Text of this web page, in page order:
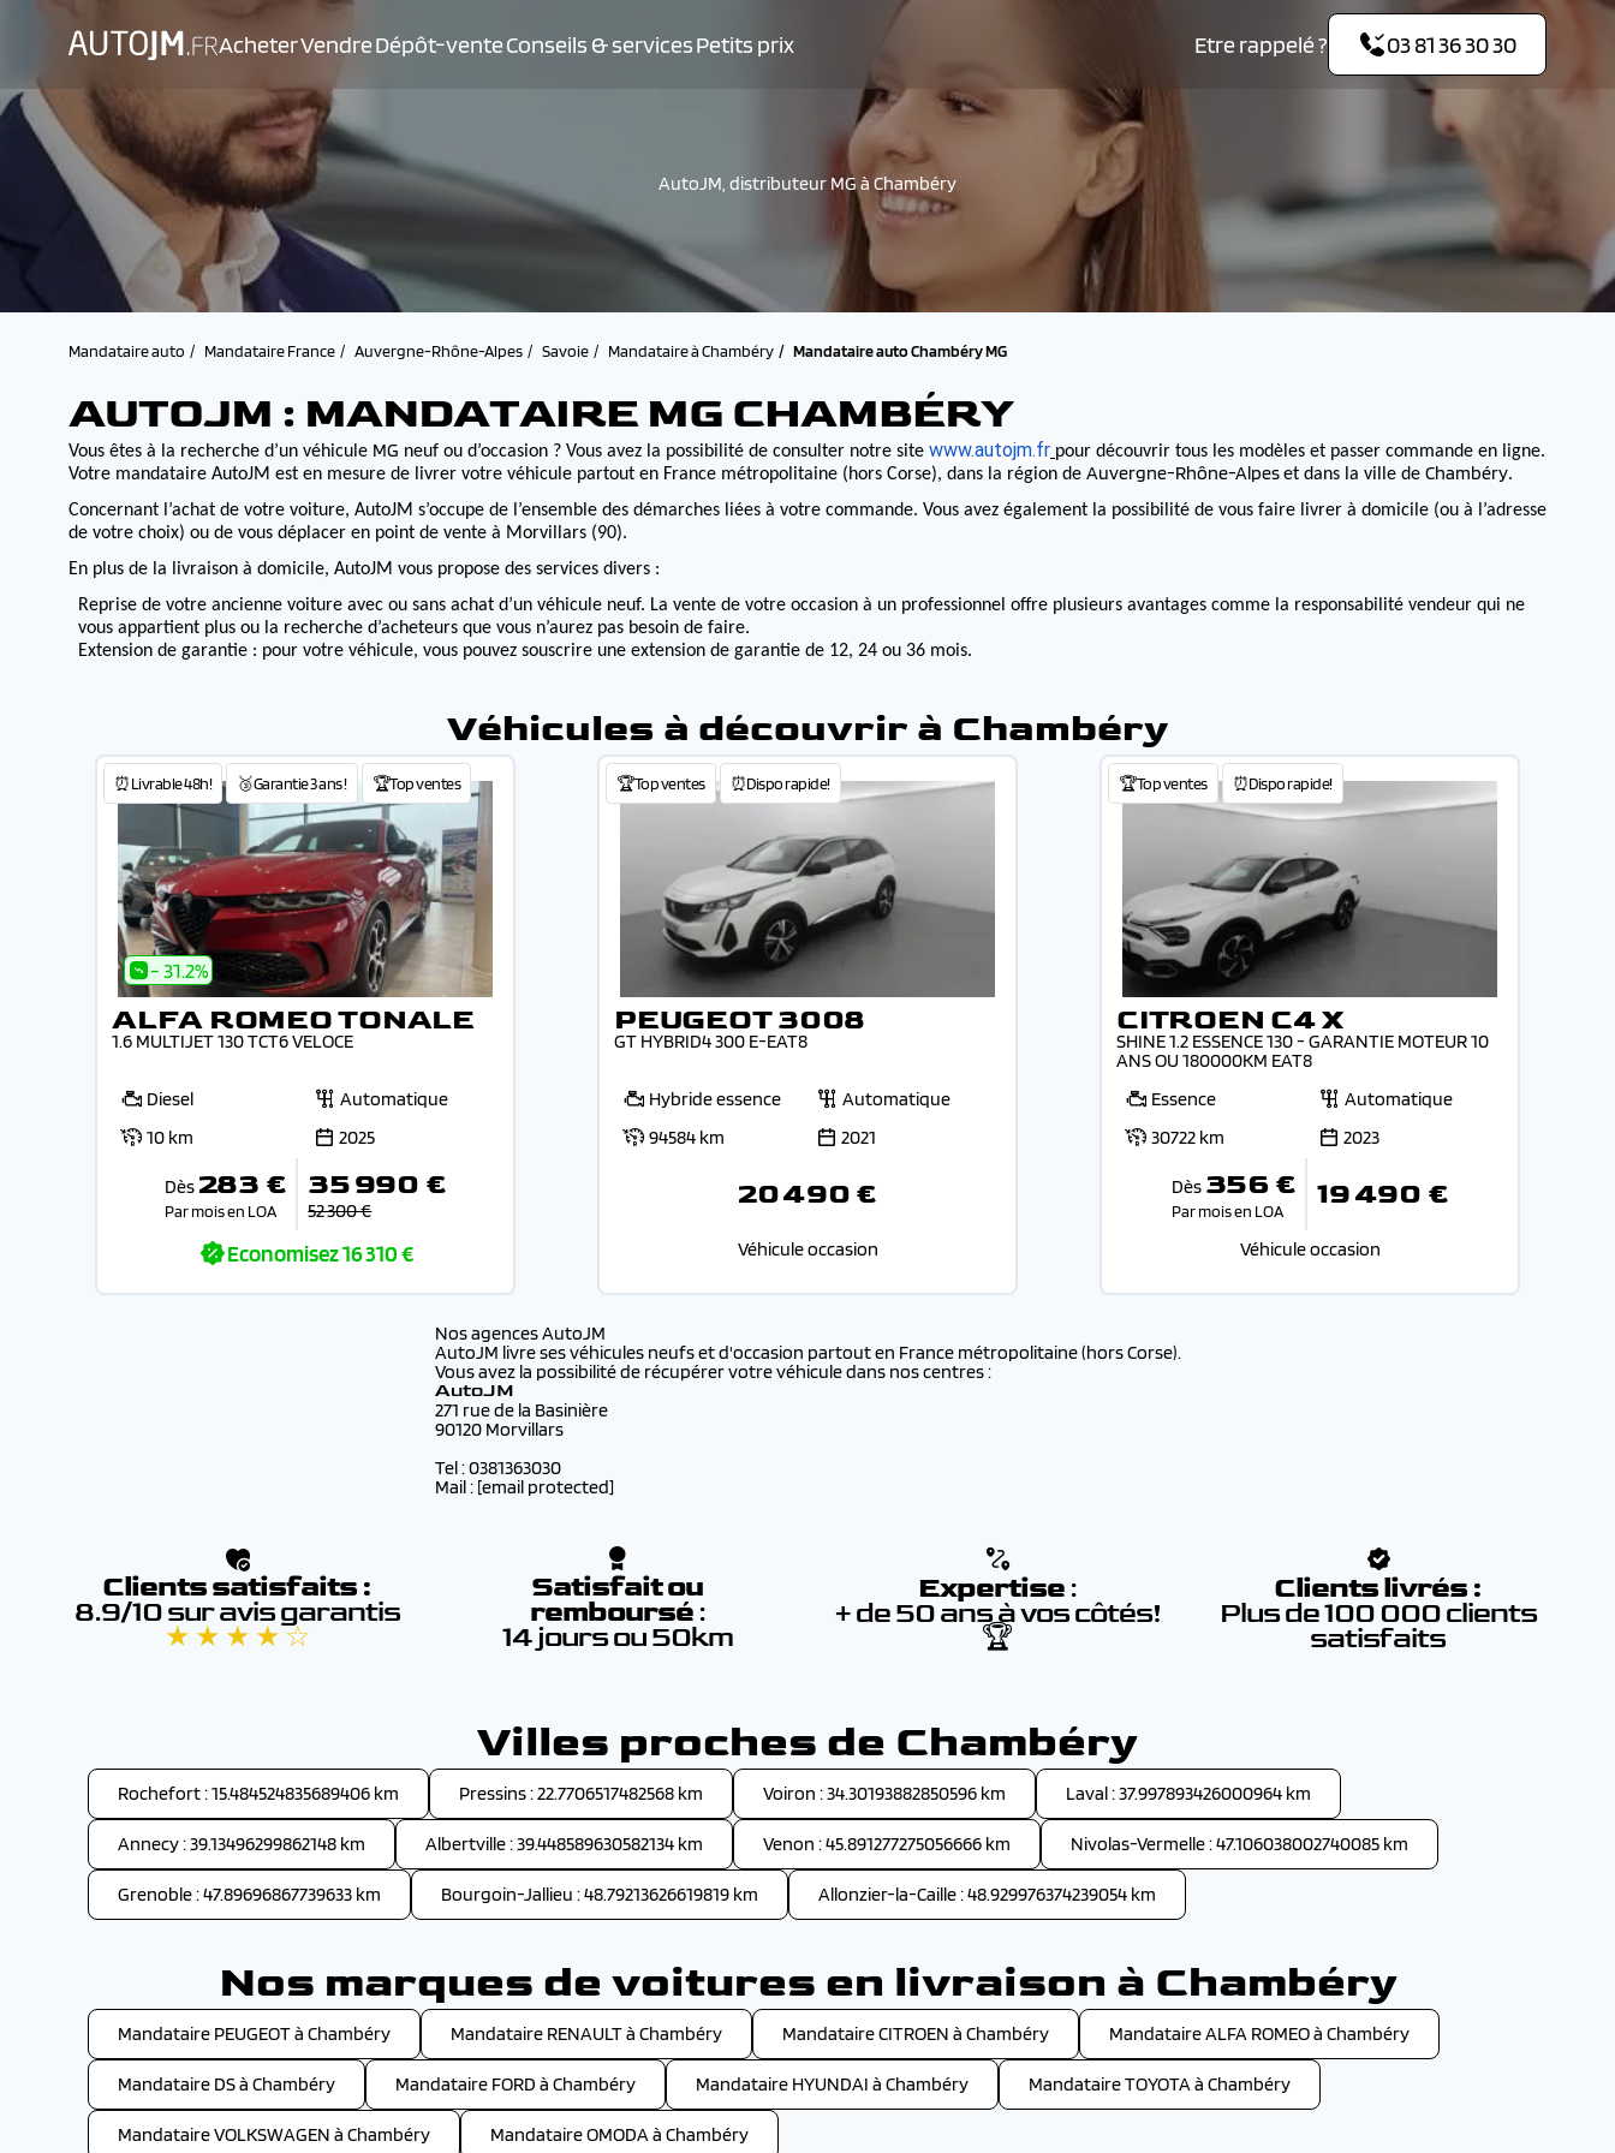
AcheterVendreDépôt-venteConseils & servicesPetits prix Etre rappelé ? 03 81 36 30 30
AutoJM, distributeur MG à Chambéry
Mandataire auto Mandataire France Auvergne-Rhône-Alpes Savoie Mandataire à Chambéry Mandataire auto Chambéry MG
AUTOJM : MANDATAIRE MG CHAMBÉRY
Vous êtes à la recherche d’un véhicule MG neuf ou d’occasion ? Vous avez la possibilité de consulter notre site www.autojm.fr pour découvrir tous les modèles et passer commande en ligne.
Votre mandataire AutoJM est en mesure de livrer votre véhicule partout en France métropolitaine (hors Corse), dans la région de Auvergne-Rhône-Alpeset dans la ville de Chambéry.
Concernant l’achat de votre voiture, AutoJM s’occupe de l’ensemble des démarches liées à votre commande. Vous avez également la possibilité de vous faire livrer à domicile (ou à l’adresse
de votre choix) ou de vous déplacer en point de vente à Morvillars (90).
En plus de la livraison à domicile, AutoJM vous propose des services divers :
Reprise de votre ancienne voiture avec ou sans achat d’un véhicule neuf. La vente de votre occasion à un professionnel offre plusieurs avantages comme la responsabilité vendeur qui ne
vous appartient plus ou la recherche d’acheteurs que vous n’aurez pas besoin de faire.
Extension de garantie : pour votre véhicule, vous pouvez souscrire une extension de garantie de 12, 24 ou 36 mois.
Véhicules à découvrir à Chambéry
⏰Livrable 48h! 🥉Garantie 3 ans ! 🏆Top ventes
- 31.2%
ALFA ROMEO TONALE
1.6 MULTIJET 130 TCT6 VELOCE
Diesel
Automatique
10 km
2025
Dès 283 €
Par mois en LOA
35 990 €
52 300 €
Economisez16 310 €
🏆Top ventes ⏰Dispo rapide!
PEUGEOT 3008
GT HYBRID4 300 E-EAT8
Hybride essence
Automatique
94584 km
2021
20 490 €
Véhicule occasion
🏆Top ventes ⏰Dispo rapide!
CITROEN C4 X
SHINE 1.2 ESSENCE 130 - GARANTIE MOTEUR 10
ANS OU 180000KM EAT8
Essence
Automatique
30722 km
2023
Dès 356 €
Par mois en LOA 19 490 €
Véhicule occasion
Nos agences AutoJM
AutoJM livre ses véhicules neufs et d'occasion partout en France métropolitaine (hors Corse).
Vous avez la possibilité de récupérer votre véhicule dans nos centres :
AutoJM
271 rue de la Basinière
90120 Morvillars
Tel : 0381363030
Mail : [email protected]
Clients satisfaits :
8.9/10 sur avis garantis
★ ★ ★ ★ ☆
Satisfait ou
remboursé :
14 jours ou 50km
Expertise :
+ de 50 ans à vos côtés!
🏆
Clients livrés :
Plus de 100 000 clients
satisfaits
Villes proches de Chambéry
Rochefort : 15.484524835689406 km Pressins : 22.7706517482568 km Voiron : 34.30193882850596 km Laval : 37.997893426000964 km
Annecy : 39.13496299862148 km Albertville : 39.448589630582134 km Venon : 45.891277275056666 km Nivolas-Vermelle : 47.106038002740085 km
Grenoble : 47.89696867739633 km Bourgoin-Jallieu : 48.79213626619819 km Allonzier-la-Caille : 48.929976374239054 km
Nos marques de voitures en livraison à Chambéry
Mandataire PEUGEOT à Chambéry Mandataire RENAULT à Chambéry Mandataire CITROEN à Chambéry Mandataire ALFA ROMEO à Chambéry
Mandataire DS à Chambéry Mandataire FORD à Chambéry Mandataire HYUNDAI à Chambéry Mandataire TOYOTA à Chambéry
Mandataire VOLKSWAGEN à Chambéry Mandataire OMODA à Chambéry